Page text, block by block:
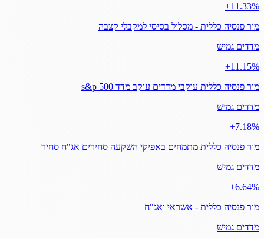
‎+11.33%
מור פנסיה כללית - מסלול בסיסי למקבלי קצבה
מדדים גמיש
‎+11.15%
מור פנסיה כללית עוקבי מדדים עוקב מדד s&p 500
מדדים גמיש
‎+7.18%
מור פנסיה כללית מתמחים באפיקי השקעה סחירים אג"ח סחיר
מדדים גמיש
‎+6.64%
מור פנסיה כללית - אשראי ואג"ח
מדדים גמיש